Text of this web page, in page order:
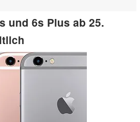
und 6s Plus ab 25.